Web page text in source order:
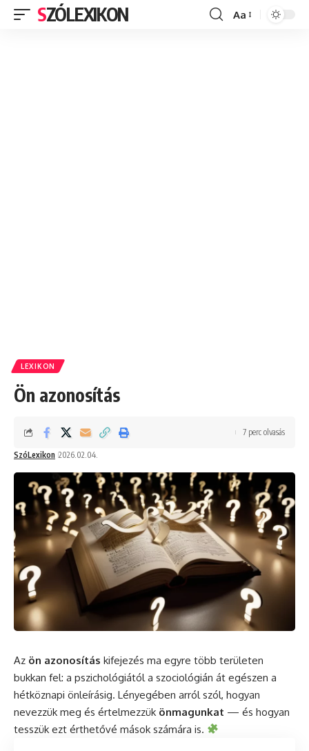
SZÓLEXIKON
Font
Aa
LEXIKON
Ön azonosítás
SzóLexikon 2026.02.04.
7 perc olvasás
Az ön azonosítás kifejezés ma egyre több területen
bukkan fel: a pszichológiától a szociológián át egészen a
hétköznapi önleírásig. Lényegében arról szól, hogyan
nevezzük meg és értelmezzük önmagunkat — és hogyan
tesszük ezt érthetővé mások számára is.